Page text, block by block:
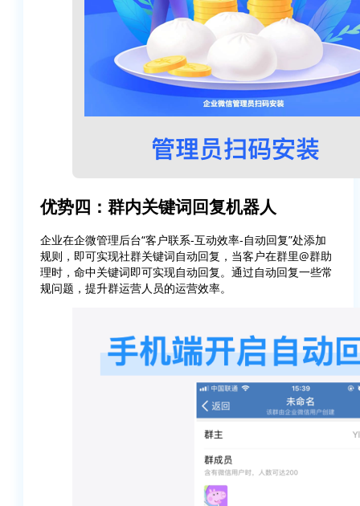
优势四：群内关键词回复机器人
企业在企微管理后台“客户联系-互动效率-自动回复”处添加
规则，即可实现社群关键词自动回复，当客户在群里@群助
理时，命中关键词即可实现自动回复。通过自动回复一些常
规问题，提升群运营人员的运营效率。